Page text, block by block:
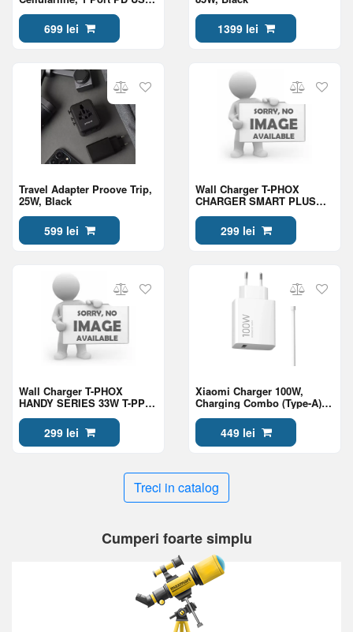
C, 100W, Black
699 lei 1399 lei
Travel Adapter Proove Trip,
25W, Black
599 lei
Wall Charger T-PHOX
CHARGER SMART PLUS
20A
299 lei
Wall Charger T-PHOX
HANDY SERIES 33W T-PP08
USB/USB-C BLACK
299 lei
Xiaomi Charger 100W,
Charging Combo (Type-A),
BHR095VEU, White
449 lei
Treci in catalog
Cumperi foarte simplu